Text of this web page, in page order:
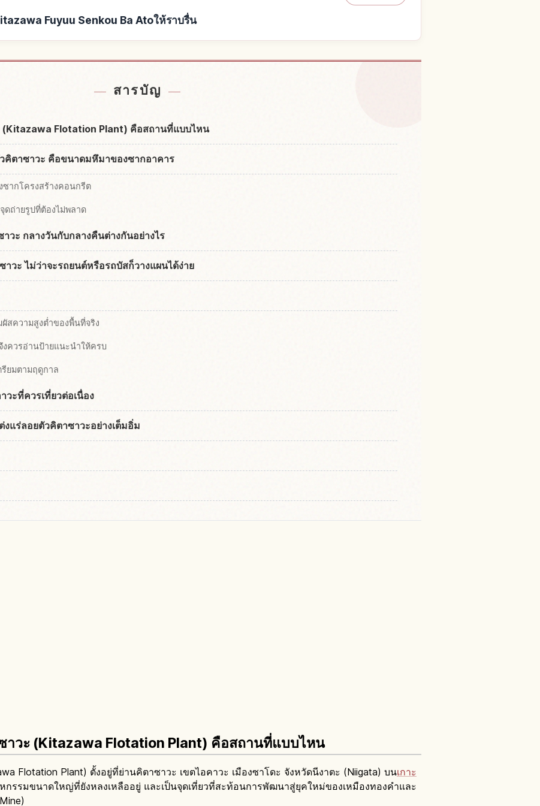
Fuyuu Senkou Ba Atoให้ราบรื่น
สารบัญ
(Kitazawa Flotation Plant) คือสถานที่แบบไหน
คิตาซาวะ คือขนาดมหึมาของซากอาคาร
ากโครงสร้างคอนกรีต
ดถ่ายรูปที่ต้องไม่พลาด
าวะ กลางวันกับกลางคืนต่างกันอย่างไร
าวะ ไม่ว่าจะรถยนต์หรือรถบัสก็วางแผนได้ง่าย
สความสูงต่ำของพื้นที่จริง
ควรอ่านป้ายแนะนำให้ครบ
ยมตามฤดูกาล
วะที่ควรเที่ยวต่อเนื่อง
แร่ลอยตัวคิตาซาวะอย่างเต็มอิ่ม
าวะ (Kitazawa Flotation Plant) คือสถานที่แบบไหน
Flotation Plant) ตั้งอยู่ที่ย่านคิตาซาวะ เขตไอคาวะ เมืองซาโดะ จังหวัดนีงาตะ (Niigata) บนเกาะ
กรรมขนาดใหญ่ที่ยังหลงเหลืออยู่ และเป็นจุดเที่ยวที่สะท้อนการพัฒนาสู่ยุคใหม่ของเหมืองทองคำและ